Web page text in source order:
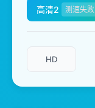
高清2 测速失败
HD